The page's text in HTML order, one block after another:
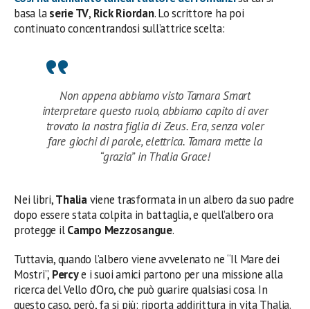
basa laserie TV, Rick Riordan. Lo scrittore ha poi
continuato concentrandosi sull’attrice scelta:
Non appena abbiamo visto Tamara Smart
interpretare questo ruolo, abbiamo capito di aver
trovato la nostra figlia di Zeus. Era, senza voler
fare giochi di parole, elettrica. Tamara mette la
“grazia” in Thalia Grace!
Nei libri,Thaliaviene trasformata in un albero da suo padre
dopo essere stata colpita in battaglia, e quell’albero ora
protegge ilCampo Mezzosangue.
Tuttavia, quando l’albero viene avvelenato ne “Il Mare dei
Mostri”, Percye i suoi amici partono per una missione alla
ricerca del Vello d’Oro, che può guarire qualsiasi cosa. In
questo caso, però, fa si più: riporta addirittura in vita Thalia.